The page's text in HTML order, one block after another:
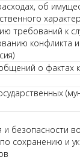
об
требований к
конфликта
о фактах
безопасности
сохранению и